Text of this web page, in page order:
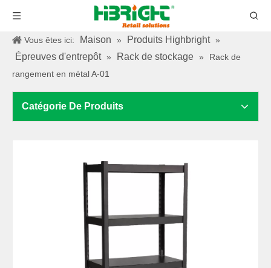
Vous êtes ici: Maison » Produits Highbright »
Épreuves d'entrepôt » Rack de stockage »
Rack de
rangement en métal A-01
Catégorie De Produits